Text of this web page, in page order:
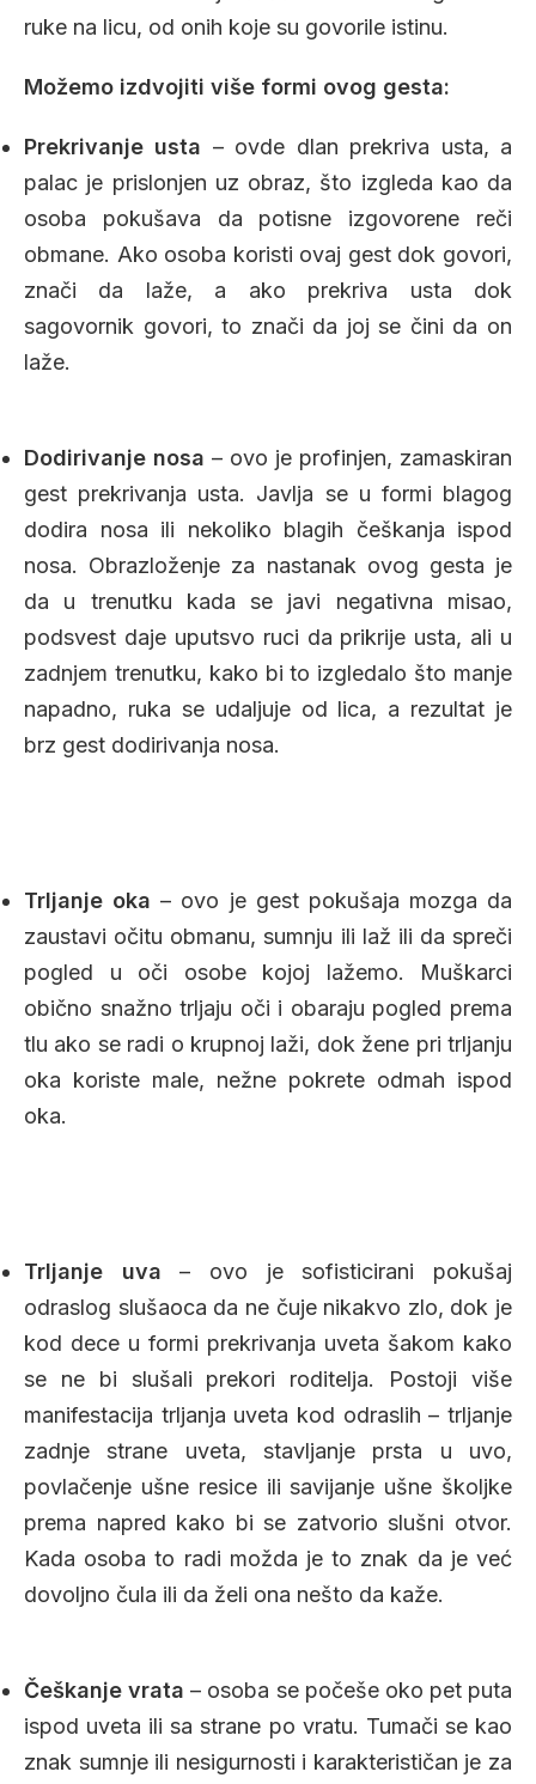
ruke na licu, od onih koje su govorile istinu.
Možemo izdvojiti više formi ovog gesta:
Prekrivanje usta – ovde dlan prekriva usta, a
palac je prislonjen uz obraz, što izgleda kao da
osoba pokušava da potisne izgovorene reči
obmane. Ako osoba koristi ovaj gest dok govori,
znači da laže, a ako prekriva usta dok
sagovornik govori, to znači da joj se čini da on
laže.
Dodirivanje nosa – ovo je profinjen, zamaskiran
gest prekrivanja usta. Javlja se u formi blagog
dodira nosa ili nekoliko blagih češkanja ispod
nosa. Obrazloženje za nastanak ovog gesta je
da u trenutku kada se javi negativna misao,
podsvest daje uputsvo ruci da prikrije usta, ali u
zadnjem trenutku, kako bi to izgledalo što manje
napadno, ruka se udaljuje od lica, a rezultat je
brz gest dodirivanja nosa.
Trljanje oka – ovo je gest pokušaja mozga da
zaustavi očitu obmanu, sumnju ili laž ili da spreči
pogled u oči osobe kojoj lažemo. Muškarci
obično snažno trljaju oči i obaraju pogled prema
tlu ako se radi o krupnoj laži, dok žene pri trljanju
oka koriste male, nežne pokrete odmah ispod
oka.
Trljanje uva – ovo je sofisticirani pokušaj
odraslog slušaoca da ne čuje nikakvo zlo, dok je
kod dece u formi prekrivanja uveta šakom kako
se ne bi slušali prekori roditelja. Postoji više
manifestacija trljanja uveta kod odraslih – trljanje
zadnje strane uveta, stavljanje prsta u uvo,
povlačenje ušne resice ili savijanje ušne školjke
prema napred kako bi se zatvorio slušni otvor.
Kada osoba to radi možda je to znak da je već
dovoljno čula ili da želi ona nešto da kaže.
Češkanje vrata – osoba se počeše oko pet puta
ispod uveta ili sa strane po vratu. Tumači se kao
znak sumnje ili nesigurnosti i karakterističan je za